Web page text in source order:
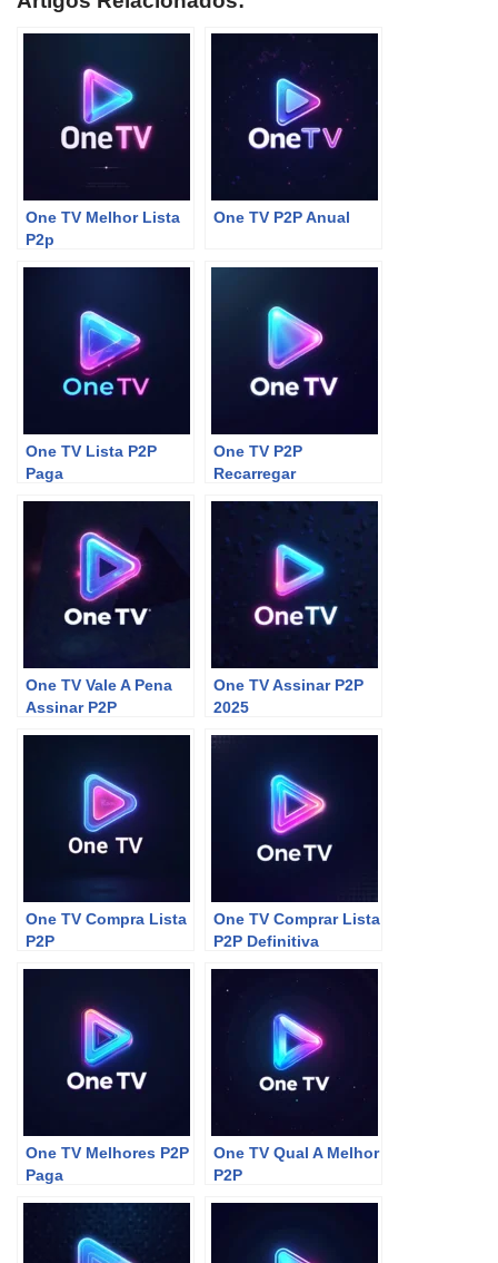
One TV Melhor Lista
P2p
One TV P2P Anual
One TV Lista P2P
Paga
One TV P2P
Recarregar
One TV Vale A Pena
Assinar P2P
One TV Assinar P2P
2025
One TV Compra Lista
P2P
One TV Comprar Lista
P2P Definitiva
One TV Melhores P2P
Paga
One TV Qual A Melhor
P2P